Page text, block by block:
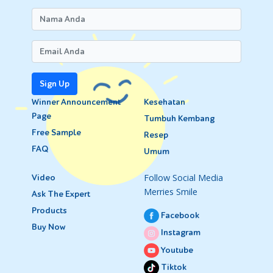
Sign Up
Winner Announcement
Page
Free Sample
FAQ
Kesehatan
Tumbuh Kembang
Resep
Umum
Video
Ask The Expert
Products
Buy Now
Follow Social Media
Merries Smile
Facebook
Instagram
Youtube
Tiktok